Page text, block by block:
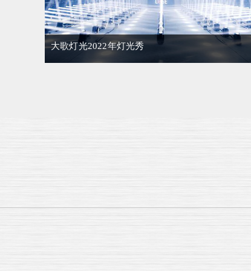
大歌灯光2022年灯光秀